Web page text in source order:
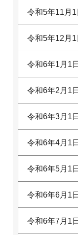
令和5年11月1
令和5年12月1
令和6年1月1日
令和6年2月1日
令和6年3月1日
令和6年4月1日
令和6年5月1日
令和6年6月1日
令和6年7月1日